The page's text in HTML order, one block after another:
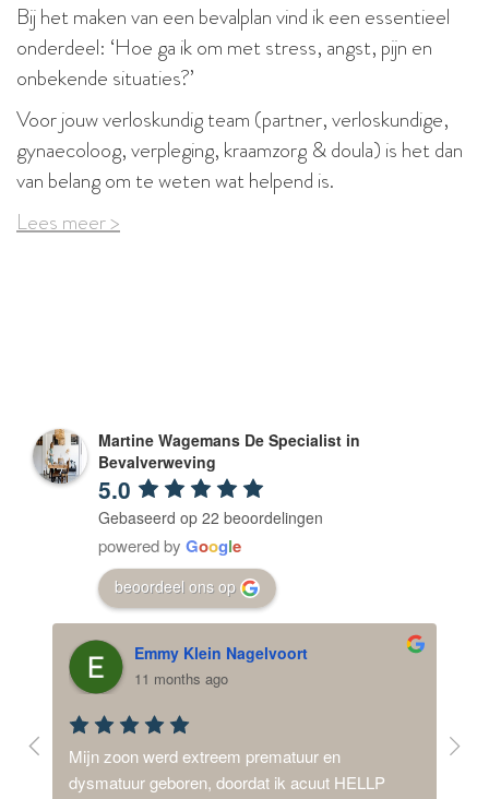
Bij het maken van een bevalplan vind ik een essentieel
onderdeel: ‘Hoe ga ik om met stress, angst, pijn en
onbekende situaties?’
Voor jouw verloskundig team (partner, verloskundige,
gynaecoloog, verpleging, kraamzorg & doula) is het dan
van belang om te weten wat helpend is.
Lees meer >
Martine Wagemans De Specialist in
Bevalverweving
5.0
Gebaseerd op 22 beoordelingen
powered by Google
beoordeel ons op
Emmy Klein Nagelvoort
11 months ago
Mijn zoon werd extreem prematuur en
dysmatuur geboren, doordat ik acuut HELLP
Na